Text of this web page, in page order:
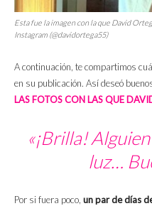
Esta fue la imagen con la que David
Instagram (@davidortega55)
A continuación, te compartimos
en su publicación. Así deseó
LAS FOTOS CON LAS QUE
«¡Brilla!
luz…
Por si fuera poco, un par de días